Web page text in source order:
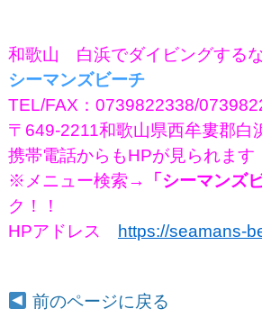
和歌山 白浜でダイビングする
シーマンズビーチ
TEL/FAX：0739822338/
〒649-2211和歌山県西牟婁郡白
携帯電話からもHPが見られます
※メニュー検索→「シーマンズビ
ク！！
HPアドレス
https://seamans-
前のページに戻る